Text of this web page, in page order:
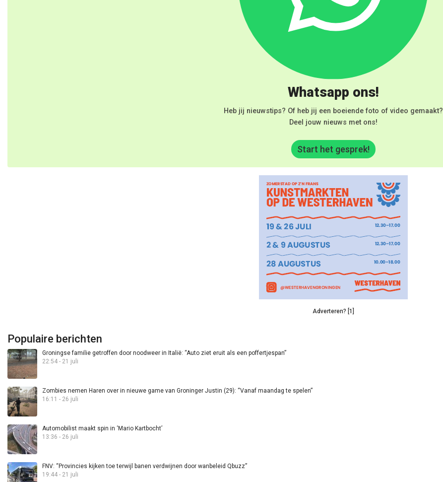
Whatsapp ons!
Heb jij nieuwstips? Of heb jij een boeiende foto of video gemaakt?
Deel jouw nieuws met ons!
Start het gesprek!
Adverteren? [1]
Populaire berichten
Groningse familie getroffen door noodweer in Italië: “Auto ziet eruit als een poffertjespan”
22:54 - 21 juli
Zombies nemen Haren over in nieuwe game van Groninger Justin (29): “Vanaf maandag te spelen”
16:11 - 26 juli
Automobilist maakt spin in ‘Mario Kartbocht’
13:36 - 26 juli
FNV: “Provincies kijken toe terwijl banen verdwijnen door wanbeleid Qbuzz”
19:44 - 21 juli